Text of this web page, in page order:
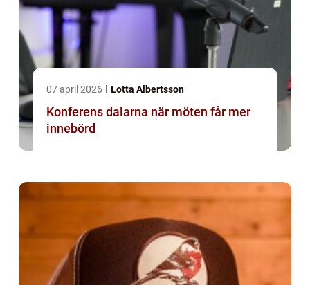
07 april 2026 Lotta Albertsson
Konferens dalarna när möten får mer
innebörd